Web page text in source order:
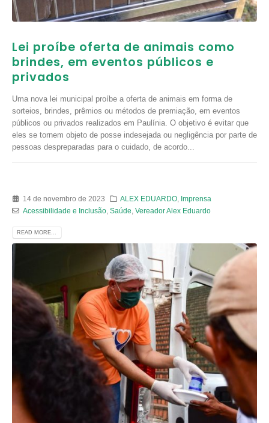
Lei proíbe oferta de animais como
brindes, em eventos públicos e
privados
Uma nova lei municipal proíbe a oferta de animais em forma de
sorteios, brindes, prêmios ou métodos de premiação, em eventos
públicos ou privados realizados em Paulínia. O objetivo é evitar que
eles se tornem objeto de posse indesejada ou negligência por parte de
pessoas despreparadas para o cuidado, de acordo...
14 de novembro de 2023 ALEX EDUARDO
Imprensa
Acessibilidade e Inclusão, Saúde Vereador Alex Eduardo
READ MORE...